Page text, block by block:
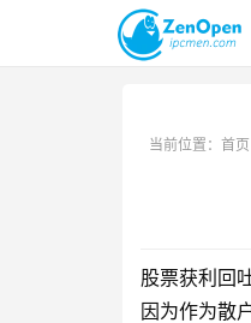
当前位置： 首页
股票获利回
因为作为散